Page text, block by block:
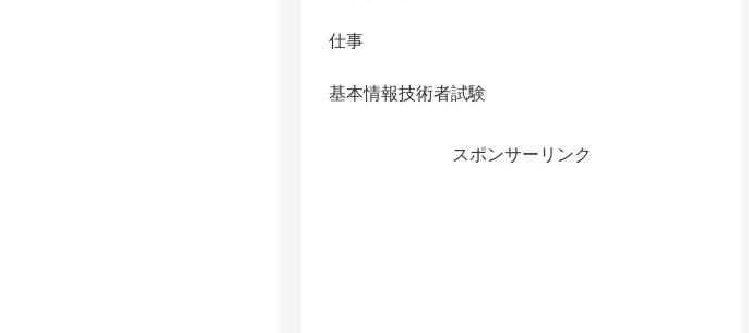
仕事
基本情報技術者試験
スポンサーリンク